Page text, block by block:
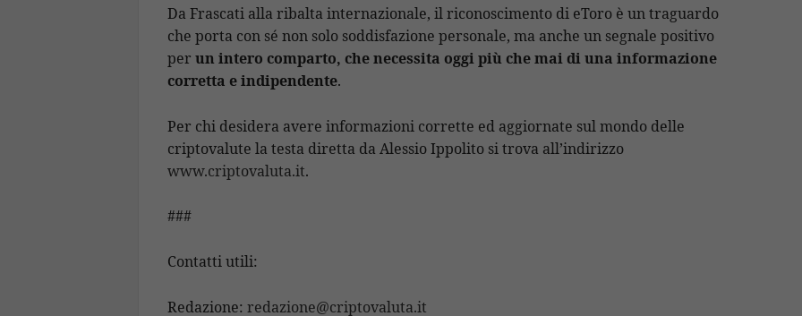
Da Frascati alla ribalta internazionale, il riconoscimento di eToro è un traguardo
che porta con sé non solo soddisfazione personale, ma anche un segnale positivo
per un intero comparto, che necessita oggi più che mai di una informazione
corretta e indipendente.
Per chi desidera avere informazioni corrette ed aggiornate sul mondo delle
criptovalute la testa diretta da Alessio Ippolito si trova all’indirizzo
www.criptovaluta.it.
###
Contatti utili:
Redazione: redazione@criptovaluta.it